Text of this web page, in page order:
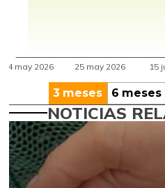
3 meses 6 meses
NOTICIAS